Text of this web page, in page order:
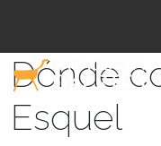
Dónde
Esquel